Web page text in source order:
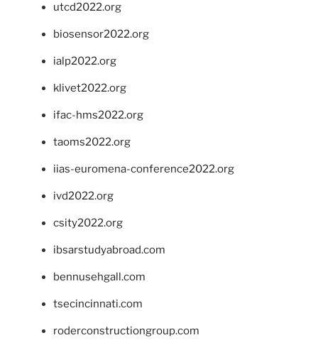
utcd2022.org
biosensor2022.org
ialp2022.org
klivet2022.org
ifac-hms2022.org
taoms2022.org
iias-euromena-conference2022.org
ivd2022.org
csity2022.org
ibsarstudyabroad.com
bennusehgall.com
tsecincinnati.com
roderconstructiongroup.com